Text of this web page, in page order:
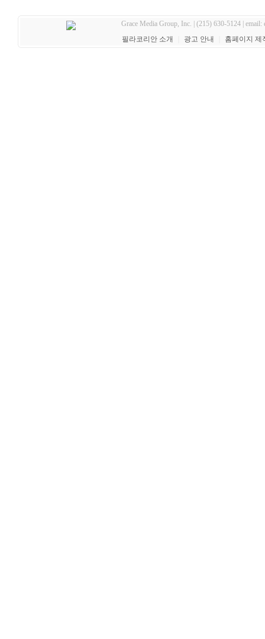
Grace Media Group, Inc. | (215) 630-5124 | email:
필라코리안 소개
광고 안내 홈페이지 제